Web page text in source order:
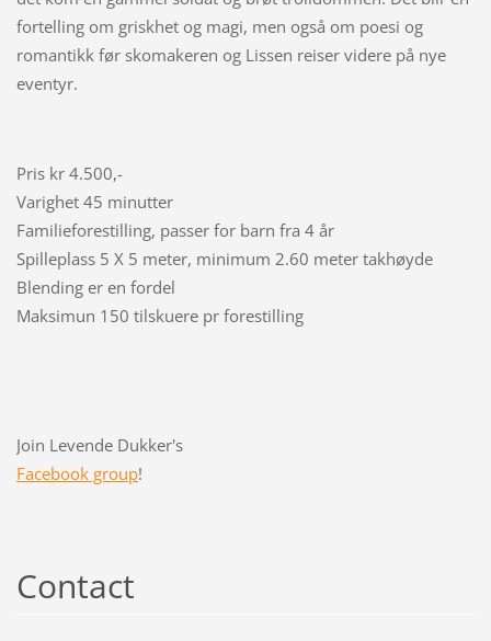
fortelling om griskhet og magi, men også om poesi og
romantikk før skomakeren og Lissen reiser videre på nye
eventyr.
Pris kr 4.500,-
Varighet 45 minutter
Familieforestilling, passer for barn fra 4 år
Spilleplass 5 X 5 meter, minimum 2.60 meter takhøyde
Blending er en fordel
Maksimun 150 tilskuere pr forestilling
Join Levende Dukker's
Facebook group!
Contact